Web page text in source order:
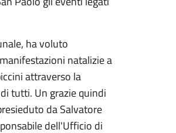
ha voluto
natalizie a
attraverso la
tutti. Un grazie quindi
da Salvatore
dell'Ufficio di